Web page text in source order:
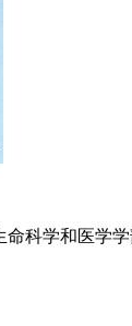
科学和医学